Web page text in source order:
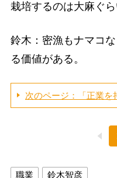
栽培するのは大麻ぐら
鈴木：密漁もナマコ
る価値がある。
次のページ：「正業を
職業 鈴木智彦